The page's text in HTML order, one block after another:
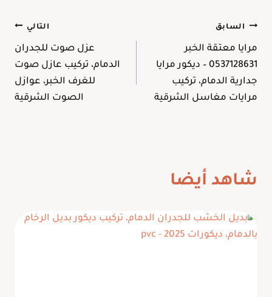
تصفّح
المقالات
السابق
مرايا معتقة الخبر
0537128631 – ديكور مرايا
جدارية الدمام، تركيب
مرايات مغاسل الشرقية
التالي
عزل صوت للجدران
الدمام، تركيب عازل صوت
للغرف الخبر، عوازل
الصوت الشرقية
شاهد أيضا